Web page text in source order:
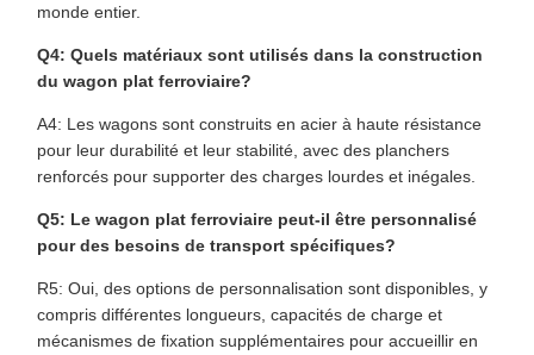
monde entier.
Q4: Quels matériaux sont utilisés dans la construction
du wagon plat ferroviaire?
A4: Les wagons sont construits en acier à haute résistance
pour leur durabilité et leur stabilité, avec des planchers
renforcés pour supporter des charges lourdes et inégales.
Q5: Le wagon plat ferroviaire peut-il être personnalisé
pour des besoins de transport spécifiques?
R5: Oui, des options de personnalisation sont disponibles, y
compris différentes longueurs, capacités de charge et
mécanismes de fixation supplémentaires pour accueillir en